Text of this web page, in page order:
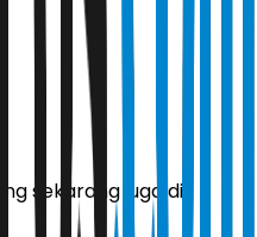
sekarang juga di